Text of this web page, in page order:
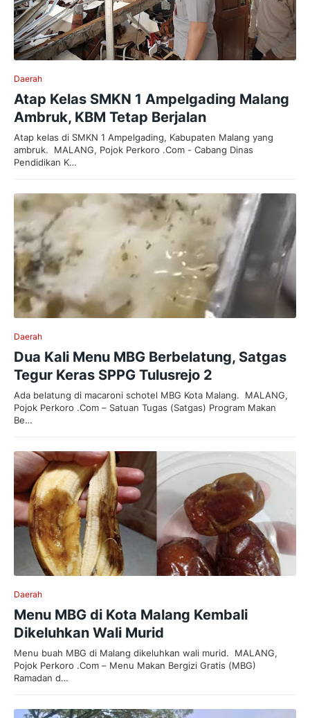
Daerah
Atap Kelas SMKN 1 Ampelgading Malang
Ambruk, KBM Tetap Berjalan
Atap kelas di SMKN 1 Ampelgading, Kabupaten Malang yang
ambruk. MALANG, Pojok Perkoro .Com - Cabang Dinas
Pendidikan K…
Daerah
Dua Kali Menu MBG Berbelatung, Satgas
Tegur Keras SPPG Tulusrejo 2
Ada belatung di macaroni schotel MBG Kota Malang. MALANG,
Pojok Perkoro .Com – Satuan Tugas (Satgas) Program Makan
Be…
Daerah
Menu MBG di Kota Malang Kembali
Dikeluhkan Wali Murid
Menu buah MBG di Malang dikeluhkan wali murid. MALANG,
Pojok Perkoro .Com – Menu Makan Bergizi Gratis (MBG)
Ramadan d…